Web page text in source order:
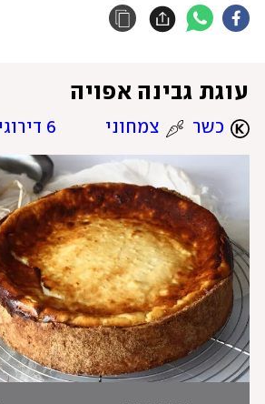
עוגת גבינה אפויה
כשר צמחוני 6 דירוגים